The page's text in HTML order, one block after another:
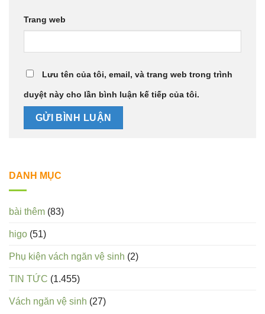
Trang web
Lưu tên của tôi, email, và trang web trong trình
duyệt này cho lần bình luận kế tiếp của tôi.
DANH MỤC
bài thêm (83)
higo (51)
Phụ kiện vách ngăn vệ sinh (2)
TIN TỨC (1.455)
Vách ngăn vệ sinh (27)